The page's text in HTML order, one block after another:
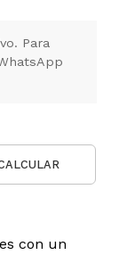
Para
con un